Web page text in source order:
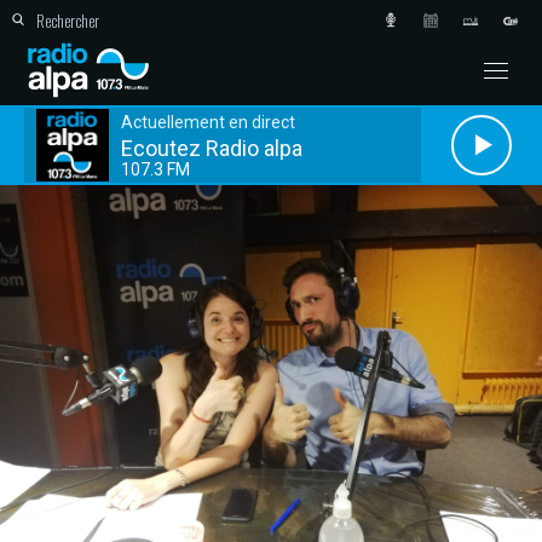
Actuellement en direct
Ecoutez Radio alpa
107.3 FM